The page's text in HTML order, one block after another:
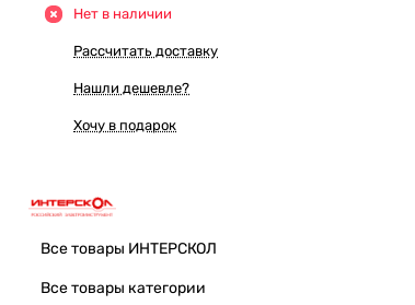
Нет в наличии
Рассчитать доставку
Нашли дешевле?
Хочу в подарок
Все товары ИНТЕРСКОЛ
Все товары категории